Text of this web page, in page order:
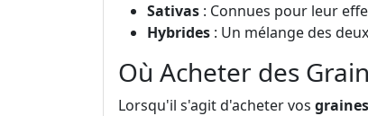
Sativas : Connues pour leur
Hybrides : Un mélange des
Où Acheter des
Lorsqu'il s'agit d'acheter vos